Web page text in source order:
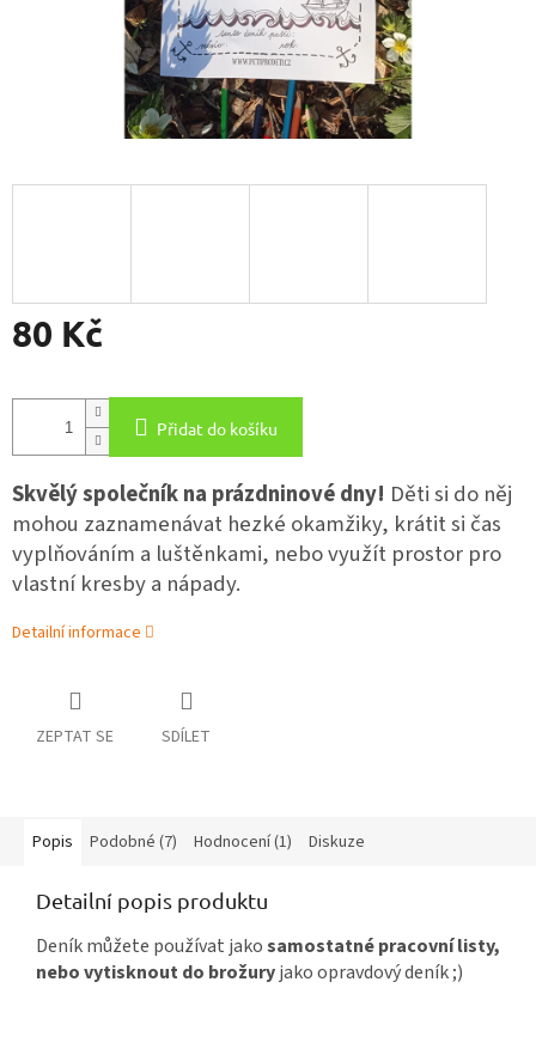
80 Kč
cena:
Přidat do košíku
Skvělý společník na prázdninové dny! Děti si do něj
mohou zaznamenávat hezké okamžiky, krátit si čas
vyplňováním a luštěnkami, nebo využít prostor pro
vlastní kresby a nápady.
Detailní informace
ZEPTAT SE SDÍLET
Popis Podobné (7) Hodnocení (1) Diskuze
Detailní popis produktu
Deník můžete používat jakosamostatné pracovní listy,
nebo vytisknout do brožuryjako opravdový deník ;)